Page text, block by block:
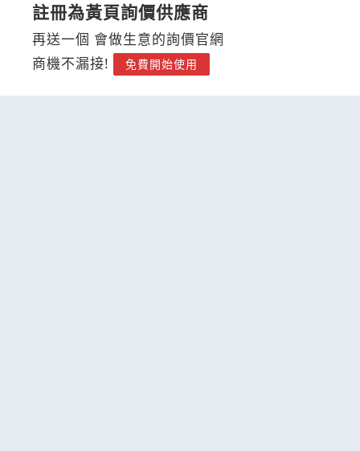
註冊為黃頁詢價供應商
再送一個 會做生意的詢價官網
商機不漏接!
免費開始使用